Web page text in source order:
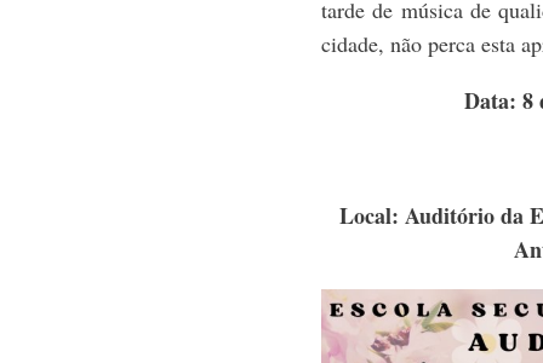
tarde de música de
cidade, não perca esta
Data: 8
Local: Auditório da